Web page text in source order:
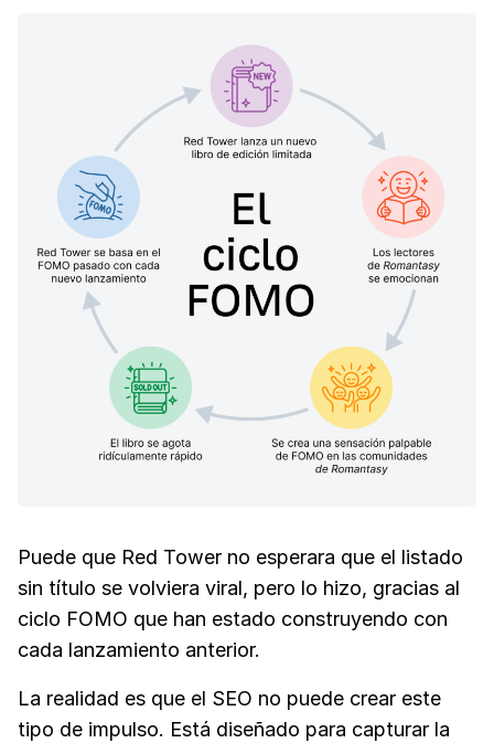
Puede que Red Tower no esperara que el listado
sin título se volviera viral, pero lo hizo, gracias al
ciclo FOMO que han estado construyendo con
cada lanzamiento anterior.
La realidad es que el SEO no puede crear este
tipo de impulso. Está diseñado para capturar la